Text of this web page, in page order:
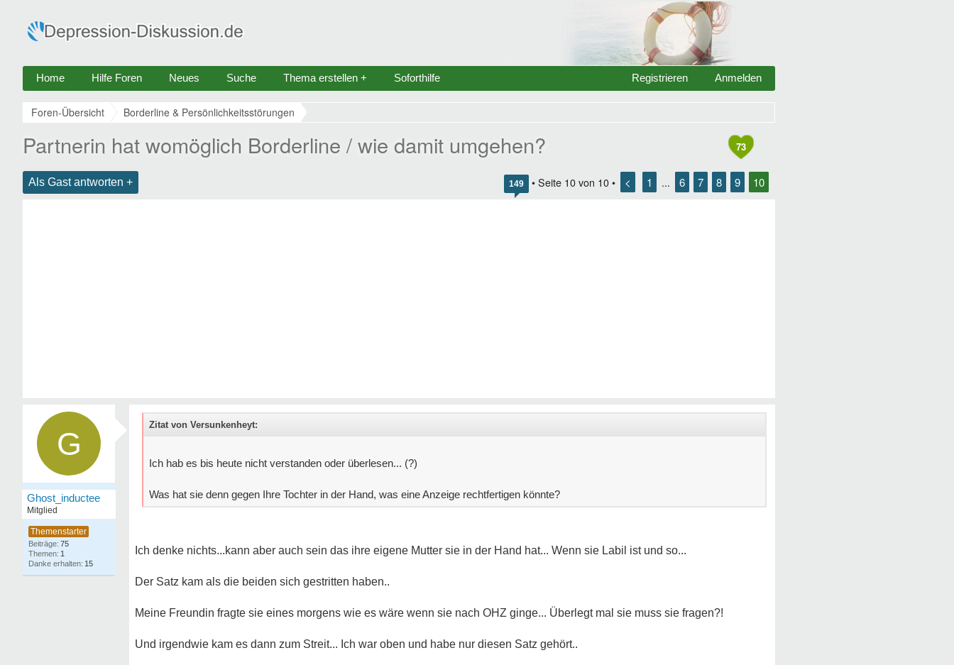
Home Hilfe Foren Neues Suche Thema erstellen + Soforthilfe Anmelden
Registrieren
Foren-Übersicht Borderline & Persönlichkeitsstörungen
73
Partnerin hat womöglich Borderline / wie damit umgehen?
Als Gast antworten + 149 • Seite 10 von 10 • < 1 ... 6 7 8 9 10
G
Ghost_inductee
Mitglied
75
1
15
Zitat von Versunkenheyt:
Ich hab es bis heute nicht verstanden oder überlesen... (?)
Was hat sie denn gegen Ihre Tochter in der Hand, was eine Anzeige rechtfertigen könnte?
Ich denke nichts...kann aber auch sein das ihre eigene Mutter sie in der Hand hat... Wenn sie Labil ist und so...
Der Satz kam als die beiden sich gestritten haben..
Meine Freundin fragte sie eines morgens wie es wäre wenn sie nach OHZ ginge... Überlegt mal sie muss sie fragen?!
Und irgendwie kam es dann zum Streit... Ich war oben und habe nur diesen Satz gehört..